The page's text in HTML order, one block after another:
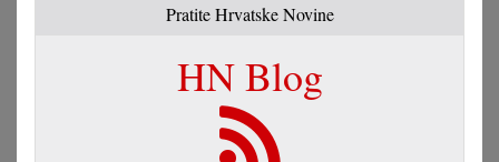
Pratite Hrvatske Novine
HN Blog